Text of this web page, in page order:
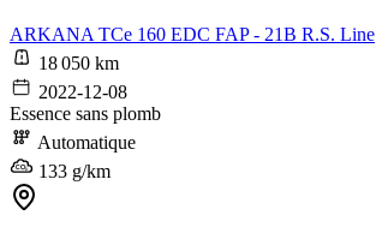
ARKANA TCe 160 EDC FAP - 21B R.S. Line
18 050 km
2022-12-08
Essence sans plomb
Automatique
133 g/km